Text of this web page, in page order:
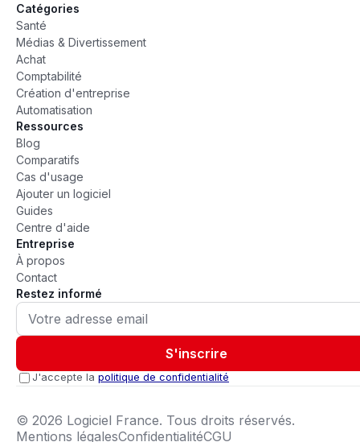
Catégories
Santé
Médias & Divertissement
Achat
Comptabilité
Création d'entreprise
Automatisation
Ressources
Blog
Comparatifs
Cas d'usage
Ajouter un logiciel
Guides
Centre d'aide
Entreprise
À propos
Contact
Restez informé
S'inscrire
J'accepte la politique de confidentialité
© 2026 Logiciel France. Tous droits réservés.
Mentions légalesConfidentialitéCGU